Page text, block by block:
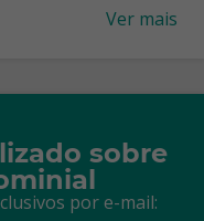
Ver mais
sobre
por e-mail: